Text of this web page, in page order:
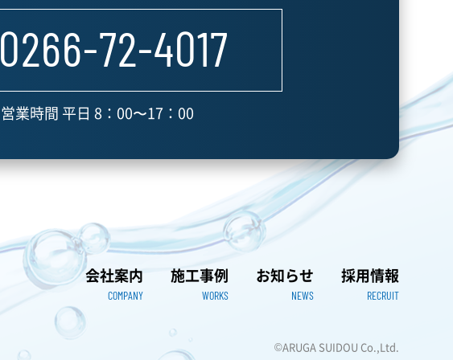
0266-72-4017
営業時間 平日 8：00〜17：00
会社案内
COMPANY
施工事例
WORKS
お知らせ
NEWS
採用情報
RECRUIT
©ARUGA SUIDOU Co.,Ltd.